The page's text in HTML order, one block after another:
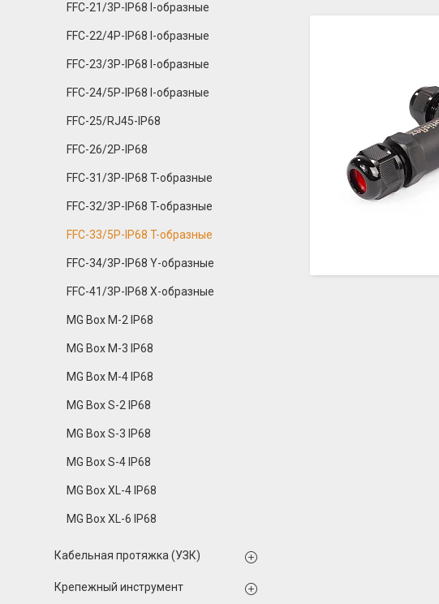
FFC-21/3P-IP68 I-образные
FFC-22/4P-IP68 I-образные
FFC-23/3P-IP68 I-образные
FFC-24/5P-IP68 I-образные
FFC-25/RJ45-IP68
FFC-26/2P-IP68
FFC-31/3P-IP68 T-образные
FFC-32/3P-IP68 T-образные
FFC-33/5P-IP68 T-образные
FFC-34/3P-IP68 Y-образные
FFC-41/3P-IP68 X-образные
MG Box M-2 IP68
MG Box M-3 IP68
MG Box M-4 IP68
MG Box S-2 IP68
MG Box S-3 IP68
MG Box S-4 IP68
MG Box XL-4 IP68
MG Box XL-6 IP68
Кабельная протяжка (УЗК)
Крепежный инструмент